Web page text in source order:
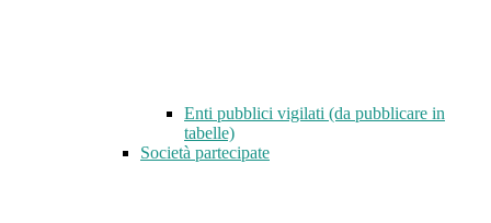
Enti pubblici vigilati (da pubblicare in
tabelle)
Società partecipate